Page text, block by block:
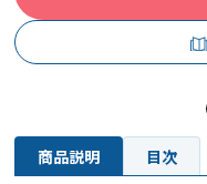
商品説明 目次